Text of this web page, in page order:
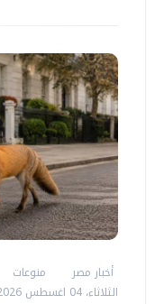
أخبار مصر
منوعات
الثلاثاء، 04 اغسطس 2026 09:58 ص